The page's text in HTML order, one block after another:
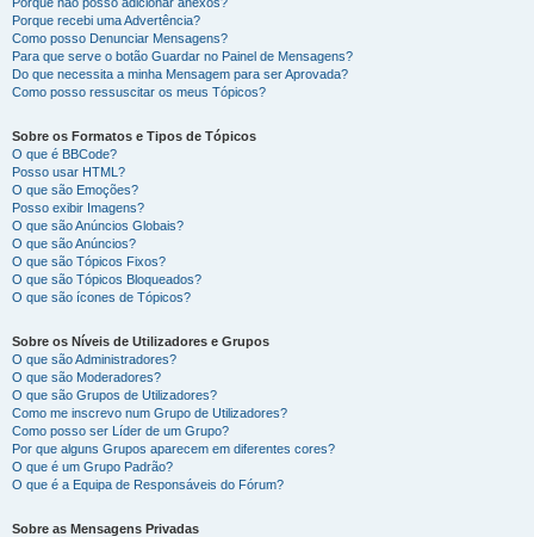
Porque recebi uma Advertência?
Como posso Denunciar Mensagens?
Para que serve o botão Guardar no Painel de Mensagens?
Do que necessita a minha Mensagem para ser Aprovada?
Como posso ressuscitar os meus Tópicos?
Sobre os Formatos e Tipos de Tópicos
O que é BBCode?
Posso usar HTML?
O que são Emoções?
Posso exibir Imagens?
O que são Anúncios Globais?
O que são Anúncios?
O que são Tópicos Fixos?
O que são Tópicos Bloqueados?
O que são ícones de Tópicos?
Sobre os Níveis de Utilizadores e Grupos
O que são Administradores?
O que são Moderadores?
O que são Grupos de Utilizadores?
Como me inscrevo num Grupo de Utilizadores?
Como posso ser Líder de um Grupo?
Por que alguns Grupos aparecem em diferentes cores?
O que é um Grupo Padrão?
O que é a Equipa de Responsáveis do Fórum?
Sobre as Mensagens Privadas